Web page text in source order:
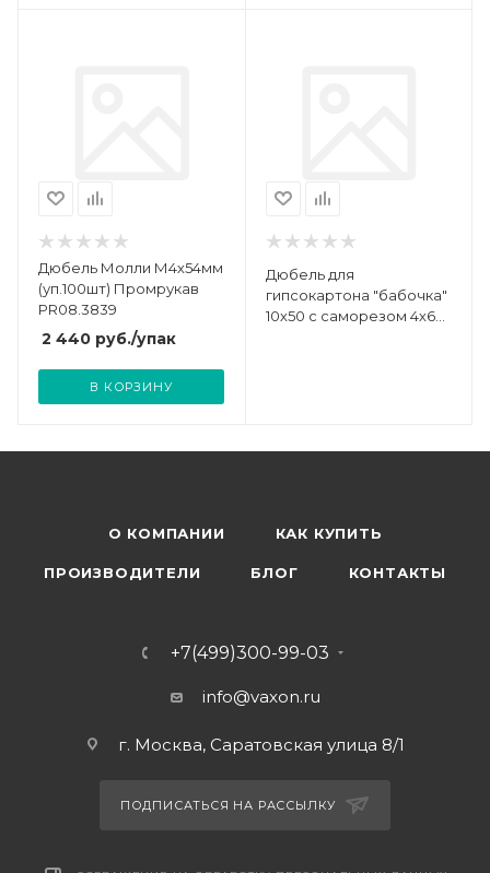
Дюбель Молли М4х54мм
(уп.100шт) Промрукав
PR08.3839
2 440 руб./упак
В КОРЗИНУ
Дюбель для
гипсокартона "бабочка"
10х50 с саморезом 4х60
О КОМПАНИИ КАК КУПИТЬ
ПРОИЗВОДИТЕЛИ БЛОГ КОНТАКТЫ
+7(499)300-99-03
info@vaxon.ru
г. Москва, Саратовская улица 8/1
ПОДПИСАТЬСЯ НА РАССЫЛКУ